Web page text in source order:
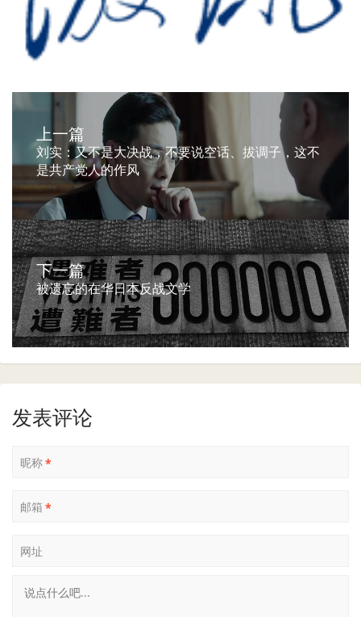
上一篇
刘实：又不是大决战，不要说空话、拔调子，这不
是共产党人的作风
下一篇
被遗忘的在华日本反战文学
发表评论
昵称*
邮箱 *
网址